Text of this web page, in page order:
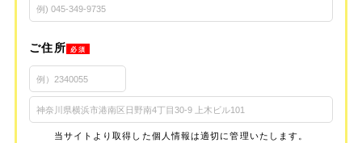
ご住所 必須
当サイトより取得した個人情報は適切に管理いたします。